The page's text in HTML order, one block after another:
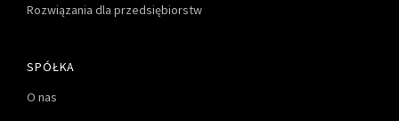
Rozwiązania dla przedsiębiorstw
SPÓŁKA
O nas